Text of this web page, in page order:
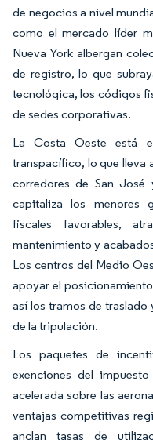
de negocios a nivel
como el mercado líder
Nueva York albergan
de registro, lo que
tecnológica, los códigos
de sedes corporativas.
La Costa Oeste está
transpacífico, lo que lleva
corredores de San José
capitaliza los menores
fiscales favorables,
mantenimiento y
Los centros del Medio
apoyar el
así los tramos de
de la tripulación.
Los paquetes de
exenciones del
acelerada sobre las
ventajas competitivas
anclan tasas de